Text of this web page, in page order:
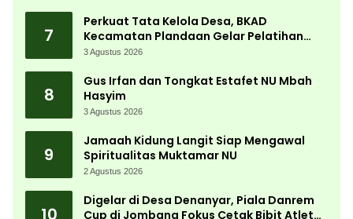
7
Perkuat Tata Kelola Desa, BKAD
Kecamatan Plandaan Gelar Pelatihan
Aparatur Pemdes
3 Agustus 2026
8
Gus Irfan dan Tongkat Estafet NU Mbah
Hasyim
3 Agustus 2026
9
Jamaah Kidung Langit Siap Mengawal
Spiritualitas Muktamar NU
2 Agustus 2026
10
Digelar di Desa Denanyar, Piala Danrem
Cup di Jombang Fokus Cetak Bibit Atlet